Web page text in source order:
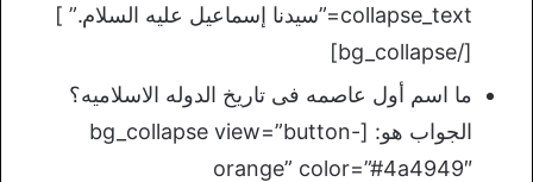
collapse_text=”سيدنا إسماعيل عليه السلام.” ]
[/bg_collapse]
ما اسم أول عاصمه فى تاريخ الدوله الاسلاميه؟
الجواب هو: [bg_collapse view=”button-
orange” color=”#4a4949″